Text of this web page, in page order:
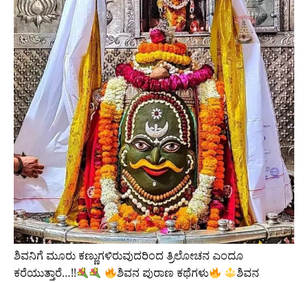
ಶಿವನಿಗೆ ಮೂರು ಕಣ್ಣುಗಳಿರುವುದರಿಂದ ತ್ರಿಲೋಚನ ಎಂದೂ
ಕರೆಯುತ್ತಾರೆ…!!
ಶಿವನ ಪುರಾಣ ಕಥೆಗಳು
ಶಿವನ